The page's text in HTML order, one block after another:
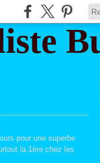
pour une superbe
la 1ère chez les